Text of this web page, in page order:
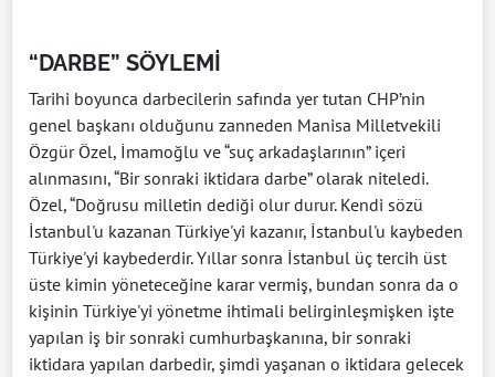
“DARBE” SÖYLEMİ
Tarihi boyunca darbecilerin safında yer tutan CHP’nin
genel başkanı olduğunu zanneden Manisa Milletvekili
Özgür Özel, İmamoğlu ve “suç arkadaşlarının” içeri
alınmasını, “Bir sonraki iktidara darbe” olarak niteledi.
Özel, “Doğrusu milletin dediği olur durur. Kendi sözü
İstanbul'u kazanan Türkiye'yi kazanır, İstanbul'u kaybeden
Türkiye'yi kaybederdir. Yıllar sonra İstanbul üç tercih üst
üste kimin yöneteceğine karar vermiş, bundan sonra da o
kişinin Türkiye'yi yönetme ihtimali belirginleşmişken işte
yapılan iş bir sonraki cumhurbaşkanına, bir sonraki
iktidara yapılan darbedir, şimdi yaşanan o iktidara gelecek